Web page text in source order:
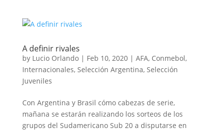
A definir rivales
by Lucio Orlando| Feb 10, 2020| AFA, Conmebol,
Internacionales, Selección Argentina, Selección
Juveniles
Con Argentina y Brasil cómo cabezas de serie,
mañana se estarán realizando los sorteos de los
grupos del Sudamericano Sub 20 a disputarse en